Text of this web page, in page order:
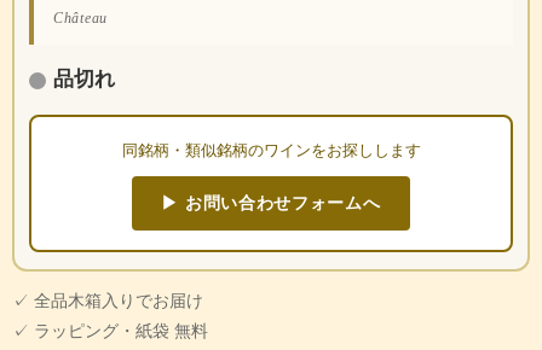
Château
品切れ
同銘柄・類似銘柄のワインをお探しします
▶ お問い合わせフォームへ
✓ 全品木箱入りでお届け
✓ ラッピング・紙袋 無料